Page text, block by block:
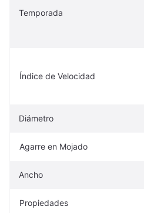
Temporada
Índice de Velocidad
Diámetro
Agarre en Mojado
Ancho
Propiedades